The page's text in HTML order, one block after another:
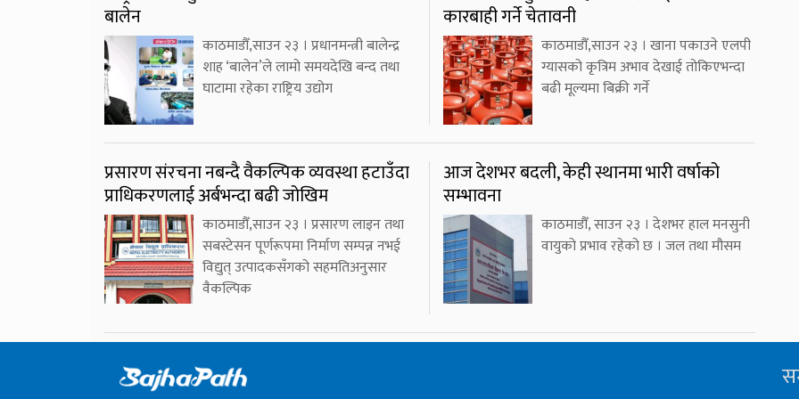
बालेन
काठमाडौँ,साउन २३ । प्रधानमन्त्री बालेन्द्र
शाह ‘बालेन’ले लामो समयदेखि बन्द तथा
घाटामा रहेका राष्ट्रिय उद्योग
कारबाही गर्ने चेतावनी
काठमाडौँ,साउन २३ । खाना पकाउने एलपी
ग्यासको कृत्रिम अभाव देखाई तोकिएभन्दा
बढी मूल्यमा बिक्री गर्ने
प्रसारण संरचना नबन्दै वैकल्पिक व्यवस्था हटाउँदा
प्राधिकरणलाई अर्बभन्दा बढी जोखिम
काठमाडौँ,साउन २३ । प्रसारण लाइन तथा
सबस्टेसन पूर्णरूपमा निर्माण सम्पन्न नभई
विद्युत् उत्पादकसँगको सहमतिअनुसार
वैकल्पिक
आज देशभर बदली, केही स्थानमा भारी वर्षाको
सम्भावना
काठमाडौँ, साउन २३ । देशभर हाल मनसुनी
वायुको प्रभाव रहेको छ । जल तथा मौसम